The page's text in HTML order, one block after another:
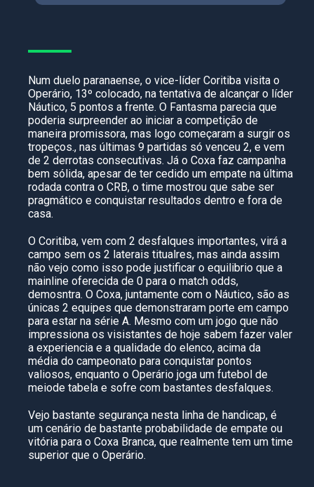
Num duelo paranaense, o vice-líder Coritiba visita o
Operário, 13º colocado, na tentativa de alcançar o líder
Náutico, 5 pontos a frente. O Fantasma parecia que
poderia surpreender ao iniciar a competição de
maneira promissora, mas logo começaram a surgir os
tropeços., nas últimas 9 partidas só venceu 2, e vem
de 2 derrotas consecutivas. Já o Coxa faz campanha
bem sólida, apesar de ter cedido um empate na última
rodada contra o CRB, o time mostrou que sabe ser
pragmático e conquistar resultados dentro e fora de
casa.
O Coritiba, vem com 2 desfalques importantes, virá a
campo sem os 2 laterais titualres, mas ainda assim
não vejo como isso pode justificar o equilibrio que a
mainline oferecida de 0 para o match odds,
demosntra. O Coxa, juntamente com o Náutico, são as
únicas 2 equipes que demonstraram porte em campo
para estar na série A. Mesmo com um jogo que não
impressiona os visistantes de hoje sabem fazer valer
a experiencia e a qualidade do elenco, acima da
média do campeonato para conquistar pontos
valiosos, enquanto o Operário joga um futebol de
meiode tabela e sofre com bastantes desfalques.
Vejo bastante segurança nesta linha de handicap, é
um cenário de bastante probabilidade de empate ou
vitória para o Coxa Branca, que realmente tem um time
superior que o Operário.